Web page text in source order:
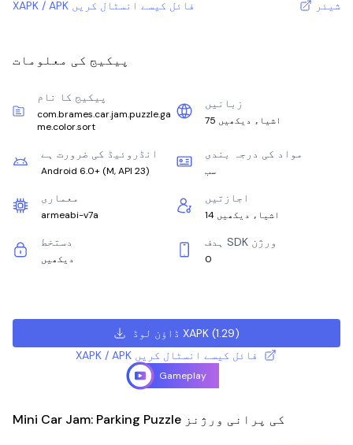
XAPK / APK فائل کیسے انسٹال کریں شیئر
پیکیج کی معلومات
پیکیج کا نام
com.brames.car.jam.puzzle.ga
me.color.sort
زبانیں
75 اشیاء دیکھیں
انڈروئیڈ کی ضرورت ہے
Android 6.0+ (M, API 23)
مواد کی درجہ بندی
سب
معماری
armeabi-v7a
اجازتیں
14 اشیاء دیکھیں
دستخط
دیکھیں
ہدف SDK ورژن
0
ڈاؤن لوڈ XAPK(1.29)
XAPK / APK فائل کیسے انسٹال کریں
Gameplay
Mini Car Jam: Parking Puzzle کی پرانی ورژنز